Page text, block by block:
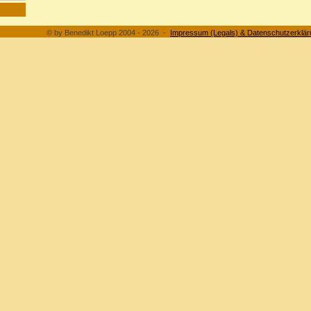
© by Benedikt Loepp 2004 - 2026 - Impressum (Legals) &